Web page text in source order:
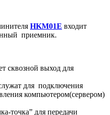
HKM01E входит
приемник.
сквозной выход для
для подключения
компьютером(сервером)
точка” для передачи